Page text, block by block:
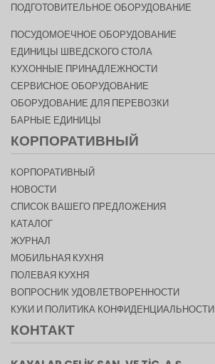
ПОДГОТОВИТЕЛЬНОЕ ОБОРУДОВАНИЕ
ПОСУДОМОЕЧНОЕ ОБОРУДОВАНИЕ
ЕДИНИЦЫ ШВЕДСКОГО СТОЛА
КУХОННЫЕ ПРИНАДЛЕЖНОСТИ
СЕРВИСНОЕ ОБОРУДОВАНИЕ
ОБОРУДОВАНИЕ ДЛЯ ПЕРЕВОЗКИ
БАРНЫЕ ЕДИНИЦЫ
КОРПОРАТИВНЫЙ
КОРПОРАТИВНЫЙ
НОВОСТИ
СПИСОК ВАШЕГО ПРЕДЛОЖЕНИЯ
КАТАЛОГ
ЖУРНАЛ
МОБИЛЬНАЯ КУХНЯ
ПОЛЕВАЯ КУХНЯ
ВОПРОСНИК УДОВЛЕТВОРЕННОСТИ
КУКИ И ПОЛИТИКА КОНФИДЕНЦИАЛЬНОСТИ
КОНТАКТ